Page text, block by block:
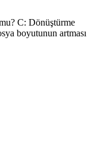
C: Dönüştürme
boyutunun artması